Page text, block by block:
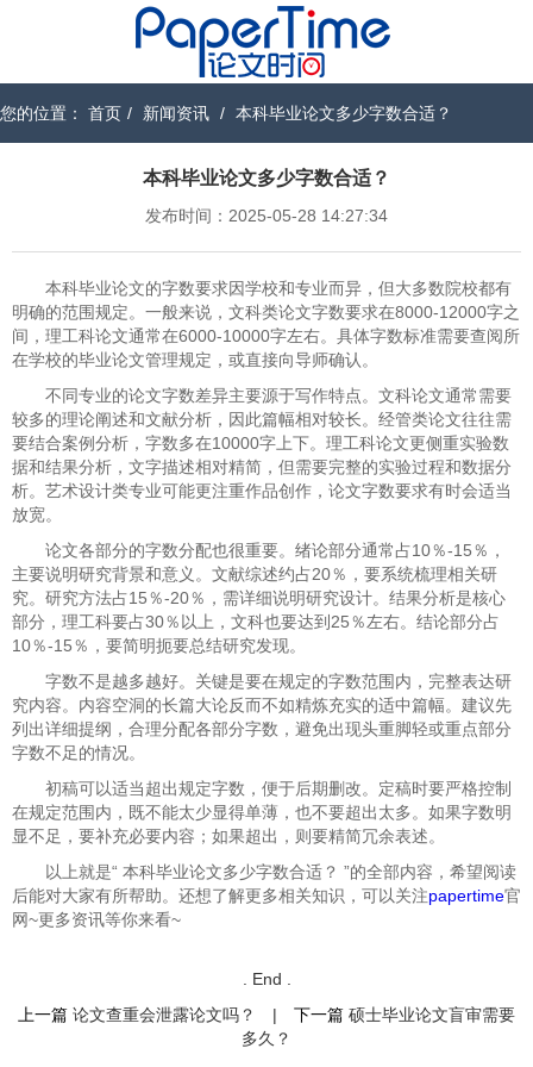
您的位置： 首页 / 新闻资讯 / 本科毕业论文多少字数合适？
本科毕业论文多少字数合适？
发布时间：2025-05-28 14:27:34
本科毕业论文的字数要求因学校和专业而异，但大多数院校都有
明确的范围规定。一般来说，文科类论文字数要求在8000-12000字之
间，理工科论文通常在6000-10000字左右。具体字数标准需要查阅所
在学校的毕业论文管理规定，或直接向导师确认。
不同专业的论文字数差异主要源于写作特点。文科论文通常需要
较多的理论阐述和文献分析，因此篇幅相对较长。经管类论文往往需
要结合案例分析，字数多在10000字上下。理工科论文更侧重实验数
据和结果分析，文字描述相对精简，但需要完整的实验过程和数据分
析。艺术设计类专业可能更注重作品创作，论文字数要求有时会适当
放宽。
论文各部分的字数分配也很重要。绪论部分通常占10％-15％，
主要说明研究背景和意义。文献综述约占20％，要系统梳理相关研
究。研究方法占15％-20％，需详细说明研究设计。结果分析是核心
部分，理工科要占30％以上，文科也要达到25％左右。结论部分占
10％-15％，要简明扼要总结研究发现。
字数不是越多越好。关键是要在规定的字数范围内，完整表达研
究内容。内容空洞的长篇大论反而不如精炼充实的适中篇幅。建议先
列出详细提纲，合理分配各部分字数，避免出现头重脚轻或重点部分
字数不足的情况。
初稿可以适当超出规定字数，便于后期删改。定稿时要严格控制
在规定范围内，既不能太少显得单薄，也不要超出太多。如果字数明
显不足，要补充必要内容；如果超出，则要精简冗余表述。
以上就是“ 本科毕业论文多少字数合适？ ”的全部内容，希望阅读
后能对大家有所帮助。还想了解更多相关知识，可以关注papertime官
网~更多资讯等你来看~
. End .
上一篇 论文查重会泄露论文吗？ | 下一篇 硕士毕业论文盲审需要
多久？